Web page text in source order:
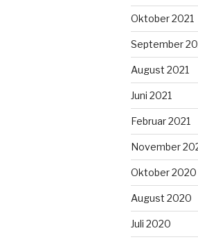
Oktober 2021
September
August 2021
Juni 2021
Februar 2021
November
Oktober 2020
August 2020
Juli 2020